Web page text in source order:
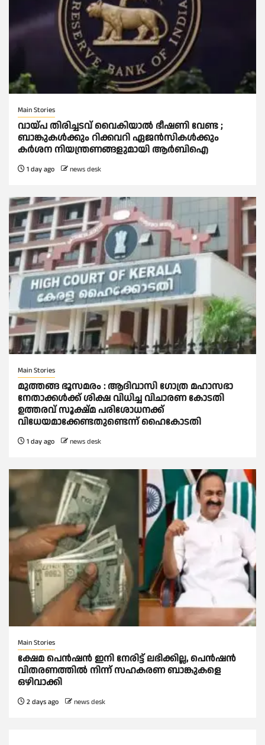
Main Stories
വായ്പ തിരിച്ചടവ് വൈകിയാല്‍ ഭീഷണി വേണ്ട ;
ബാങ്കുകള്‍ക്കും റിക്കവറി ഏജൻസികള്‍ക്കും
കര്‍ശന നിയന്ത്രണങ്ങളുമായി ആര്‍ബിഐ
1 day ago news desk
Main Stories
മുത്തങ്ങ ഭൂസമരം : ആദിവാസി ഗോത്ര മഹാസഭാ
നേതാക്കള്‍ക്ക് ശിക്ഷ വിധിച്ച വിചാരണ കോടതി
ഉത്തരവ് സൂക്ഷ്മ പരിശോധനക്ക്
വിധേയമാക്കേണ്ടതുണ്ടെന്ന് ഹൈകോടതി
1 day ago news desk
Main Stories
ക്ഷേമ പെൻഷൻ ഇനി നേരിട്ട് ലഭിക്കില്ല, പെൻഷൻ
വിതരണത്തില്‍ നിന്ന് സഹകരണ ബാങ്കുകളെ
ഒഴിവാക്കി
2 days ago news desk